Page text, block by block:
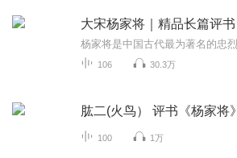
大宋杨家将｜精品长篇评书
106 30.3万
肱二(火鸟） 评书《杨家将》
100 1万